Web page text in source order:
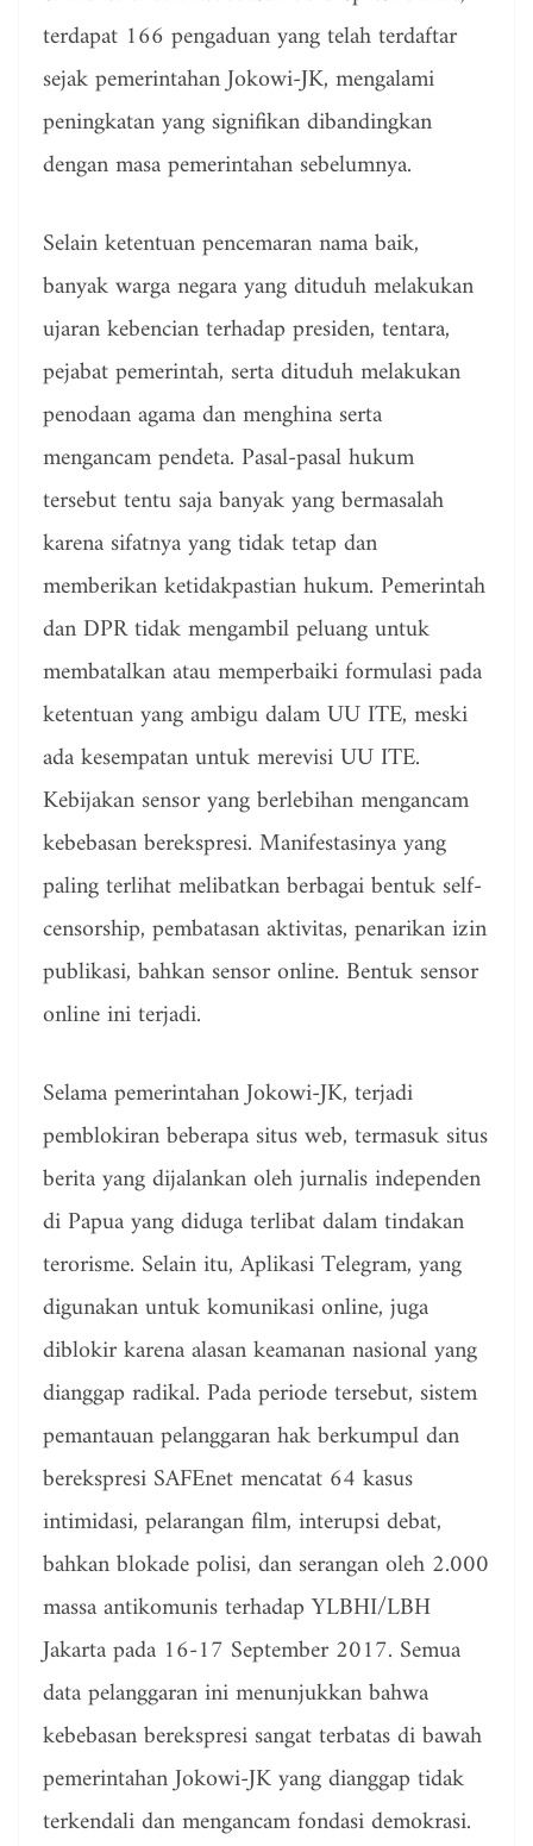
terdapat 166 pengaduan yang telah terdaftar
sejak pemerintahan Jokowi-JK, mengalami
peningkatan yang signifikan dibandingkan
dengan masa pemerintahan sebelumnya.
Selain ketentuan pencemaran nama baik,
banyak warga negara yang dituduh melakukan
ujaran kebencian terhadap presiden, tentara,
pejabat pemerintah, serta dituduh melakukan
penodaan agama dan menghina serta
mengancam pendeta. Pasal-pasal hukum
tersebut tentu saja banyak yang bermasalah
karena sifatnya yang tidak tetap dan
memberikan ketidakpastian hukum. Pemerintah
dan DPR tidak mengambil peluang untuk
membatalkan atau memperbaiki formulasi pada
ketentuan yang ambigu dalam UU ITE, meski
ada kesempatan untuk merevisi UU ITE.
Kebijakan sensor yang berlebihan mengancam
kebebasan berekspresi. Manifestasinya yang
paling terlihat melibatkan berbagai bentuk self-
censorship, pembatasan aktivitas, penarikan izin
publikasi, bahkan sensor online. Bentuk sensor
online ini terjadi.
Selama pemerintahan Jokowi-JK, terjadi
pemblokiran beberapa situs web, termasuk situs
berita yang dijalankan oleh jurnalis independen
di Papua yang diduga terlibat dalam tindakan
terorisme. Selain itu, Aplikasi Telegram, yang
digunakan untuk komunikasi online, juga
diblokir karena alasan keamanan nasional yang
dianggap radikal. Pada periode tersebut, sistem
pemantauan pelanggaran hak berkumpul dan
berekspresi SAFEnet mencatat 64 kasus
intimidasi, pelarangan film, interupsi debat,
bahkan blokade polisi, dan serangan oleh 2.000
massa antikomunis terhadap YLBHI/LBH
Jakarta pada 16-17 September 2017. Semua
data pelanggaran ini menunjukkan bahwa
kebebasan berekspresi sangat terbatas di bawah
pemerintahan Jokowi-JK yang dianggap tidak
terkendali dan mengancam fondasi demokrasi.